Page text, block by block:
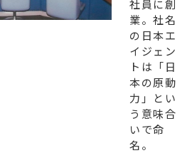
社員に創
業。社名
の日本エ
イジェン
トは「日
本の原動
力」とい
う意味合
いで命
名。